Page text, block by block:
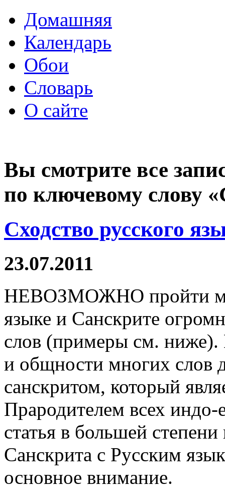
Домашняя
Календарь
Обои
Словарь
О сайте
Вы смотрите все
по ключевому слову
Сходство русского
23.07.2011
НЕВОЗМОЖНО пройти
языке и Санскрите
слов (примеры см. ниже).
и общности многих слов
санскритом, который
Прародителем всех
статья в большей
Санскрита с Русским
основное внимание.